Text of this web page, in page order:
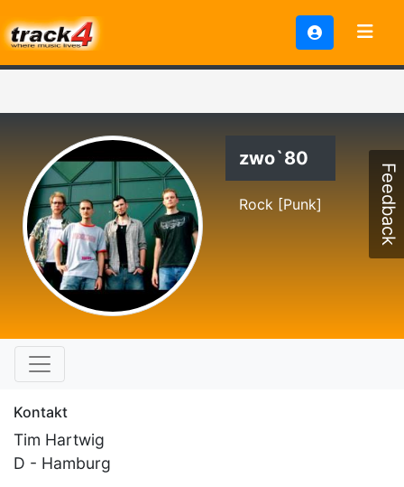
zwo`80
Rock [Punk]
Kontakt
Tim Hartwig
D - Hamburg
Feedback